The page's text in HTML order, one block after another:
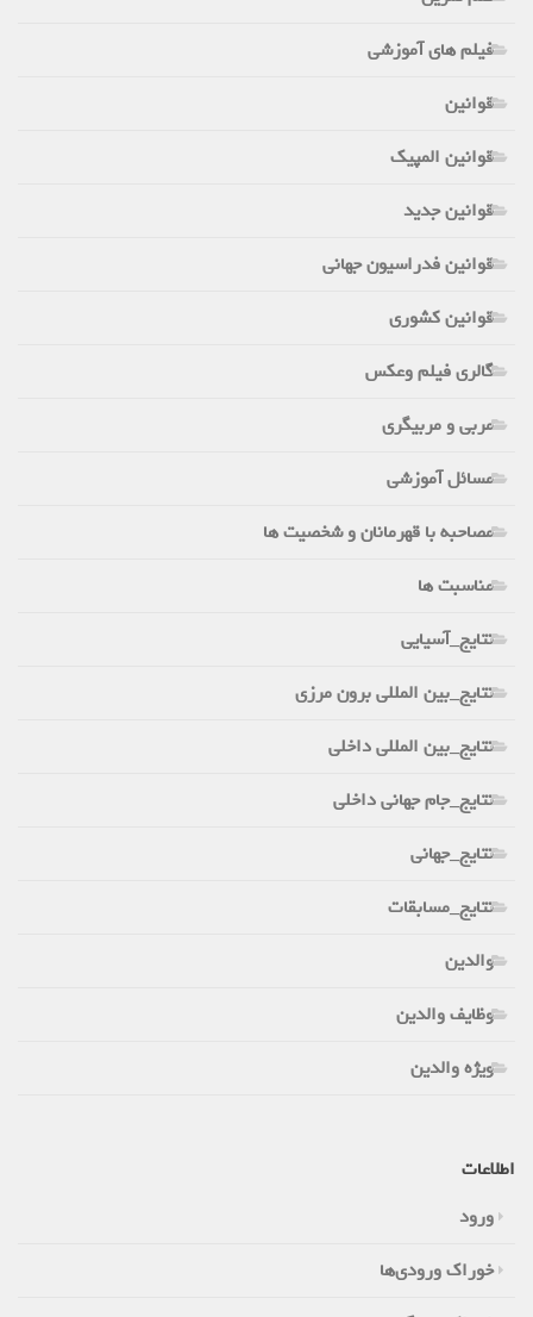
فیلم های آموزشی
قوانین
قوانین المپیک
قوانین جدید
قوانین فدراسیون جهانی
قوانین کشوری
گالری فیلم وعکس
مربی و مربیگری
مسائل آموزشی
مصاحبه با قهرمانان و شخصیت ها
مناسبت ها
نتایج_آسیایی
نتایج_بین المللی برون مرزی
نتایج_بین المللی داخلی
نتایج_جام جهانی داخلی
نتایج_جهانی
نتایج_مسابقات
والدین
وظایف والدین
ویژه والدین
اطلاعات
ورود
خوراک ورودی‌ها